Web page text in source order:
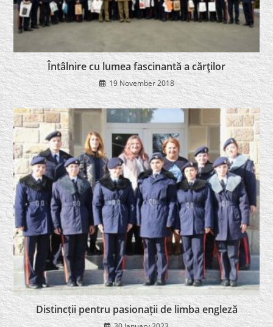
Întâlnire cu lumea fascinantă a cărţilor
19 November 2018
Distincții pentru pasionații de limba engleză